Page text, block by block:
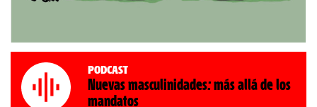
Podcast
Nuevas masculinidades: más allá de los
mandatos